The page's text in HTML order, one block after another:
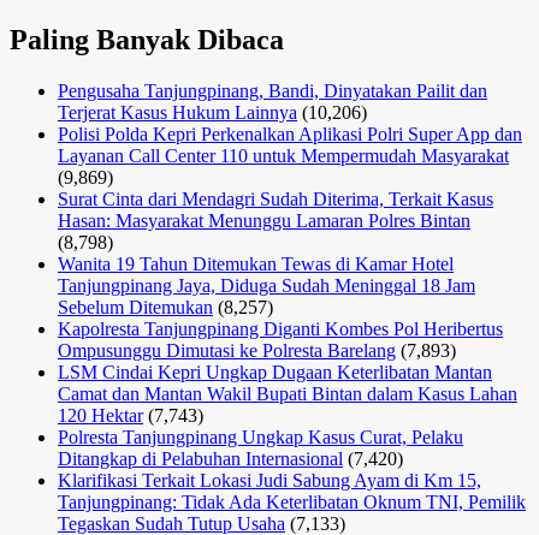
Paling Banyak Dibaca
Pengusaha Tanjungpinang, Bandi, Dinyatakan Pailit dan
Terjerat Kasus Hukum Lainnya (10,206)
Polisi Polda Kepri Perkenalkan Aplikasi Polri Super App dan
Layanan Call Center 110 untuk Mempermudah Masyarakat
(9,869)
Surat Cinta dari Mendagri Sudah Diterima, Terkait Kasus
Hasan: Masyarakat Menunggu Lamaran Polres Bintan
(8,798)
Wanita 19 Tahun Ditemukan Tewas di Kamar Hotel
Tanjungpinang Jaya, Diduga Sudah Meninggal 18 Jam
Sebelum Ditemukan (8,257)
Kapolresta Tanjungpinang Diganti Kombes Pol Heribertus
Ompusunggu Dimutasi ke Polresta Barelang (7,893)
LSM Cindai Kepri Ungkap Dugaan Keterlibatan Mantan
Camat dan Mantan Wakil Bupati Bintan dalam Kasus Lahan
120 Hektar (7,743)
Polresta Tanjungpinang Ungkap Kasus Curat, Pelaku
Ditangkap di Pelabuhan Internasional (7,420)
Klarifikasi Terkait Lokasi Judi Sabung Ayam di Km 15,
Tanjungpinang: Tidak Ada Keterlibatan Oknum TNI, Pemilik
Tegaskan Sudah Tutup Usaha (7,133)